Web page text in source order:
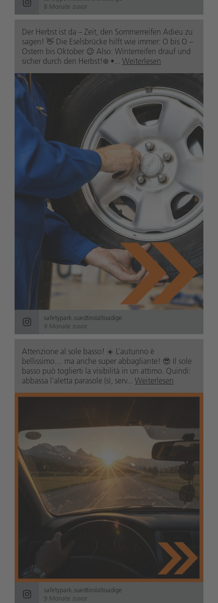
8 Monate zuvor
Der Herbst ist da – Zeit, den Sommerreifen Adieu zu
sagen! 👋 Die Eselsbrücke hilft wie immer: O bis O –
Ostern bis Oktober 😉 Also: Winterreifen drauf und
sicher durch den Herbst!❄️ •... Weiterlesen
safetypark.suedtirolaltoadige
9 Monate zuvor
Attenzione al sole basso! ☀️ L’autunno è
bellissimo… ma anche super abbagliante! 😎 Il sole
basso può toglierti la visibilità in un attimo. Quindi:
abbassa l’aletta parasole (sì, serv... Weiterlesen
safetypark.suedtirolaltoadige
9 Monate zuvor